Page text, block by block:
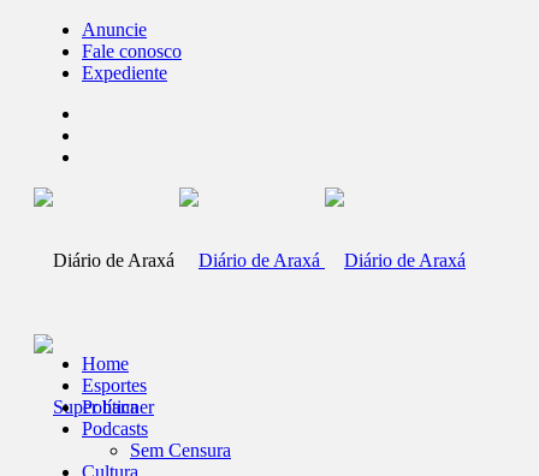
Anuncie
Fale conosco
Expediente
Home
Esportes
Política
Podcasts
Sem Censura
Cultura